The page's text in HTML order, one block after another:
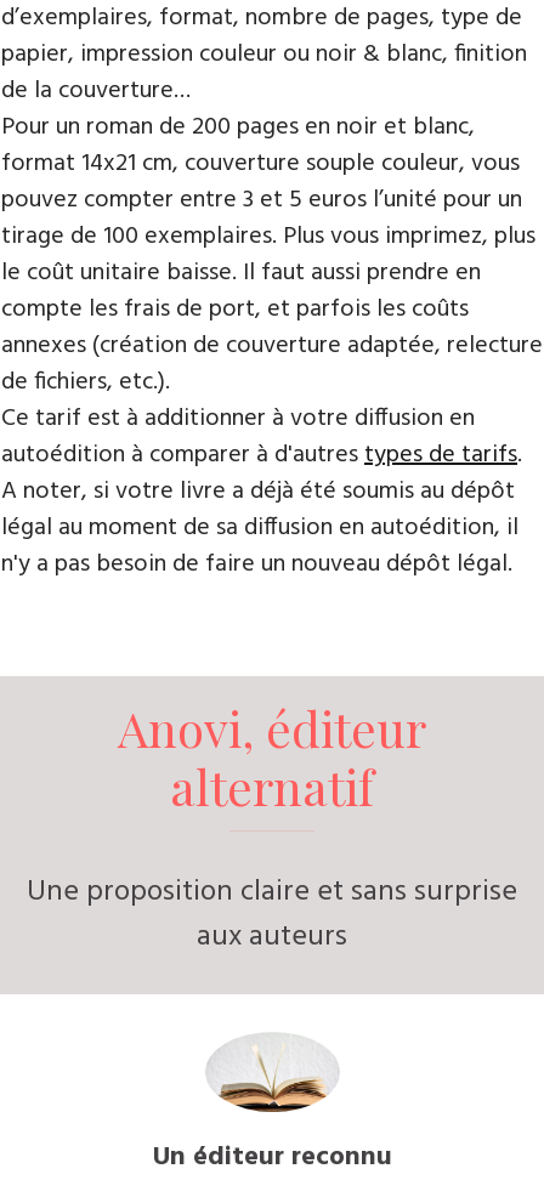
d’exemplaires, format, nombre de pages, type de
papier, impression couleur ou noir & blanc, finition
de la couverture…
Pour un roman de 200 pages en noir et blanc,
format 14x21 cm, couverture souple couleur, vous
pouvez compter entre 3 et 5 euros l’unité pour un
tirage de 100 exemplaires. Plus vous imprimez, plus
le coût unitaire baisse. Il faut aussi prendre en
compte les frais de port, et parfois les coûts
annexes (création de couverture adaptée, relecture
de fichiers, etc.).
Ce tarif est à additionner à votre diffusion en
autoédition à comparer à d'autrestypes de tarifs.
A noter, si votre livre a déjà été soumis au dépôt
légal au moment de sa diffusion en autoédition, il
n'y a pas besoin de faire un nouveau dépôt légal.
Anovi, éditeur
alternatif
Une proposition claire et sans surprise
aux auteurs
Un éditeur reconnu